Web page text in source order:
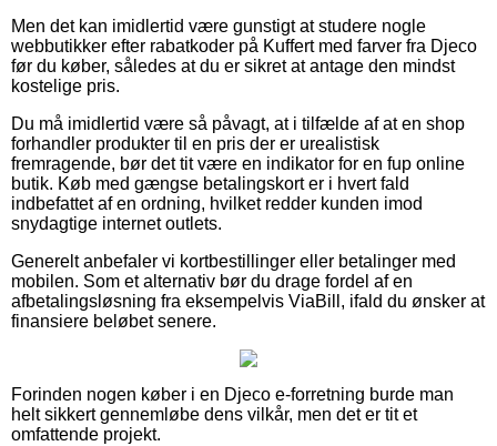
Men det kan imidlertid være gunstigt at studere nogle
webbutikker efter rabatkoder på Kuffert med farver fra Djeco
før du køber, således at du er sikret at antage den mindst
kostelige pris.
Du må imidlertid være så påvagt, at i tilfælde af at en shop
forhandler produkter til en pris der er urealistisk
fremragende, bør det tit være en indikator for en fup online
butik. Køb med gængse betalingskort er i hvert fald
indbefattet af en ordning, hvilket redder kunden imod
snydagtige internet outlets.
Generelt anbefaler vi kortbestillinger eller betalinger med
mobilen. Som et alternativ bør du drage fordel af en
afbetalingsløsning fra eksempelvis ViaBill, ifald du ønsker at
finansiere beløbet senere.
Forinden nogen køber i en Djeco e-forretning burde man
helt sikkert gennemløbe dens vilkår, men det er tit et
omfattende projekt.